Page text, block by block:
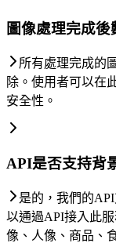
圖像處理完成後
所有處理完成的
除。使用者可以在
安全性。
API是否支持背
是的，我們的
以通過API接入此
像、人像、商品、